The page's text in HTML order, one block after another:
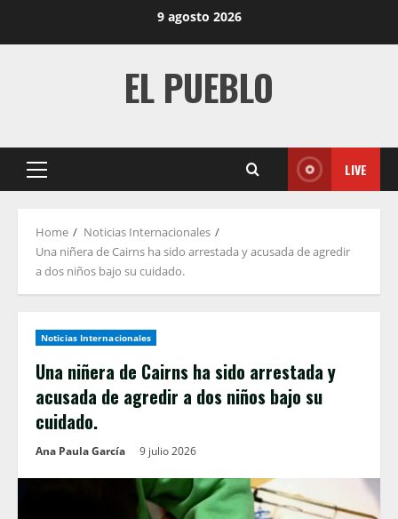
9 agosto 2026
EL PUEBLO
Primary
LIVE
Home
Noticias Internacionales
Una niñera de Cairns ha sido arrestada y acusada de agredir
a dos niños bajo su cuidado.
Noticias Internacionales
Una niñera de Cairns ha sido arrestada y
acusada de agredir a dos niños bajo su
cuidado.
Ana Paula García 9 julio 2026